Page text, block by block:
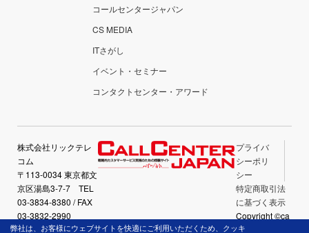
コールセンタージャパン
CS MEDIA
ITさがし
イベント・セミナー
コンタクトセンター・アワード
株式会社リックテレ
コム
〒113-0034 東京都文
京区湯島3-7-7 TEL
03-3834-8380 / FAX
03-3832-2990
プライバ
シーポリ
シー
特定商取引法
に基づく表示
Copyright ©ca
llcenter-japan.
弊社は、お客様にウェブサイトを快適にご利用いただくため、クッキ